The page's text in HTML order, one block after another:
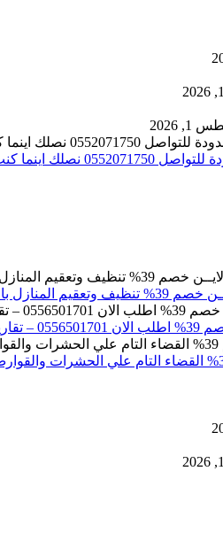
2026